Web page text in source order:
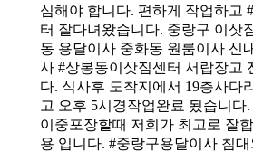
심해야 합니다. 편하게 작업하고
터 잘다녀왔습니다. 중랑구 이삿
동 용달이사 중화동 원룸이사 신
사 #상봉동이삿짐센터 서랍장고
다. 식사후 도착지에서 19층사다
고 오후 5시경작업완료 됬습니다
이중포장할때 저희가 최고로 잘
용 입니다. #중랑구용달이사 침대